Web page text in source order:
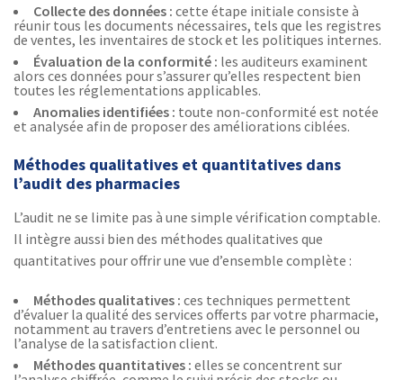
Collecte des données : cette étape initiale consiste à
réunir tous les documents nécessaires, tels que les registres
de ventes, les inventaires de stock et les politiques internes.
Évaluation de la conformité : les auditeurs examinent
alors ces données pour s’assurer qu’elles respectent bien
toutes les réglementations applicables.
Anomalies identifiées : toute non-conformité est notée
et analysée afin de proposer des améliorations ciblées.
Méthodes qualitatives et quantitatives dans
l’audit des pharmacies
L’audit ne se limite pas à une simple vérification comptable.
Il intègre aussi bien des méthodes qualitatives que
quantitatives pour offrir une vue d’ensemble complète :
Méthodes qualitatives : ces techniques permettent
d’évaluer la qualité des services offerts par votre pharmacie,
notamment au travers d’entretiens avec le personnel ou
l’analyse de la satisfaction client.
Méthodes quantitatives : elles se concentrent sur